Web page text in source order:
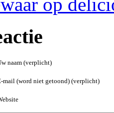
naam (verplicht)
mail (word niet getoond) (verplicht)